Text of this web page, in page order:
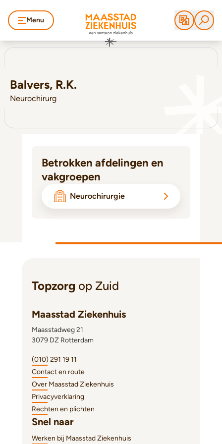
Menu
Balvers, R.K.
Neurochirurg
Betrokken afdelingen en
vakgroepen
Neurochirurgie
Topzorg op Zuid
Maasstad Ziekenhuis
Maasstadweg 21
3079 DZ Rotterdam
(010) 291 19 11
Contact en route
Over Maasstad Ziekenhuis
Privacyverklaring
Rechten en plichten
Snel naar
Werken bij Maasstad Ziekenhuis